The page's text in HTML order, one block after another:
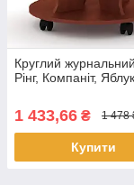
Круглий журнальний
Рінг, Компаніт,
1 433,66 ₴ 1 478
Купити